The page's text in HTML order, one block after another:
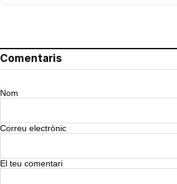
Comentaris
Nom
Correu electrònic
El teu comentari